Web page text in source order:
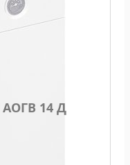
АОГВ 14 Д